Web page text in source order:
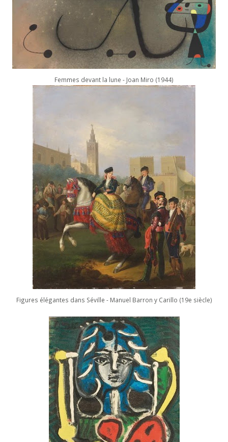
Femmes devant la lune - Joan Miro (1944)
Figures élégantes dans Séville - Manuel Barron y Carillo (19e siècle)